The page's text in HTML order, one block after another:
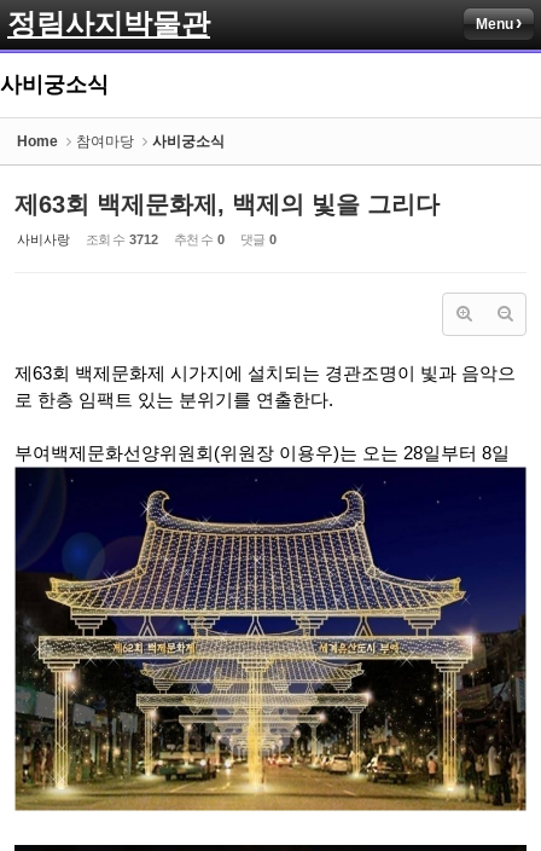
정림사지박물관 Menu
사비궁소식
Home 참여마당 사비궁소식
제63회 백제문화제, 백제의 빛을 그리다
사비사랑 조회 수 3712 추천 수 0 댓글 0
제63회 백제문화제 시가지에 설치되는 경관조명이 빛과 음악으
로 한층 임팩트 있는 분위기를 연출한다.
부여백제문화선양위원회(위원장 이용우)는 오는 28일부터 8일
Sketchbook5, 스케치북5
Sketchbook5, 스케치북5